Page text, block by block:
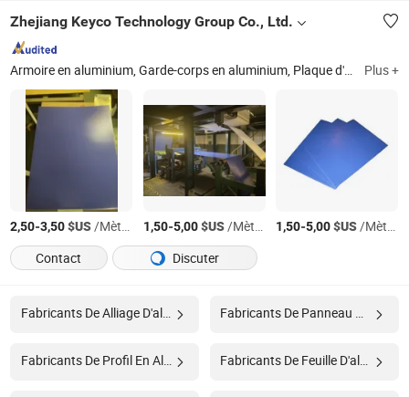
Zhejiang Keyco Technology Group Co., Ltd.
Armoire en aluminium, Garde-corps en aluminium, Plaque d'impression, Revêtement en poudre, Portail en aluminium Plus +
2,50-3,50$US/Mètre Carré 1,50-5,00$US/Mètre Carré 1,50-5,00$US/Mètre Carré
Contact
Discuter
Fabricants De Alliage D'aluminium
Fabricants De Profil En Aluminium Fabricants De Feuille D'aluminium